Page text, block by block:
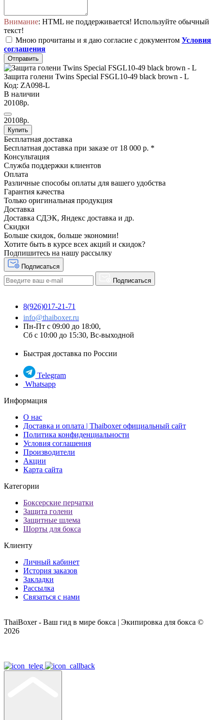
Внимание: HTML не поддерживается! Используйте обычный
текст!
Мною прочитаны и я даю согласие с документом Условия
соглашения
Отправить
Защита голени Twins Special FSGL10-49 black brown - L
Код: ZA098-L
В наличии
20108р.
20108р.
Купить
Бесплатная доставка
Бесплатная доставка при заказе от 18 000 р. *
Консультация
Служба поддержки клиентов
Оплата
Различные способы оплаты для вашего удобства
Гарантия качества
Только оригинальная продукция
Доставка
Доставка СДЭК, Яндекс доставка и др.
Скидки
Больше скидок, больше экономии!
Хотите быть в курсе всех акций и скидок?
Подпишитесь на нашу рассылку
Подписаться
Подписаться
8(926)017-21-71
info@thaiboxer.ru
Пн-Пт с 09:00 до 18:00,
Сб с 10:00 до 15:30, Вс-выходной
Быстрая доставка по России
Telegram
Whatsapp
Информация
О нас
Доставка и оплата | Thaiboxer официальный сайт
Политика конфиденциальности
Условия соглашения
Производители
Акции
Карта сайта
Категории
Боксерские перчатки
Защита голени
Защитные шлема
Шорты для бокса
Клиенту
Личный кабинет
История заказов
Закладки
Рассылка
Связаться с нами
ThaiBoxer - Ваш гид в мире бокса | Экипировка для бокса ©
2026